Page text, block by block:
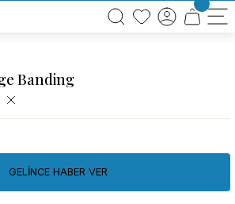
KARGO BEDAVA!
10.000 MÜŞTERİ REFERANSI
Banding
GELİNCE HABER VER